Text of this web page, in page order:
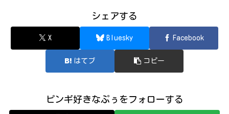
シェアする
X Bluesky Facebook
はてブ コピー
ピンギ好きなぷぅをフォローする